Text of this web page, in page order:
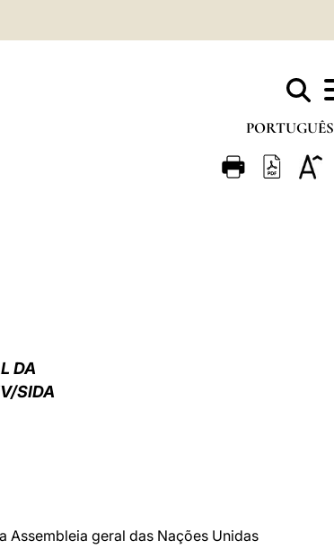
PORTUGUÊS
FRANÇAIS
DA
SIDA
Assembleia geral das Nações Unidas